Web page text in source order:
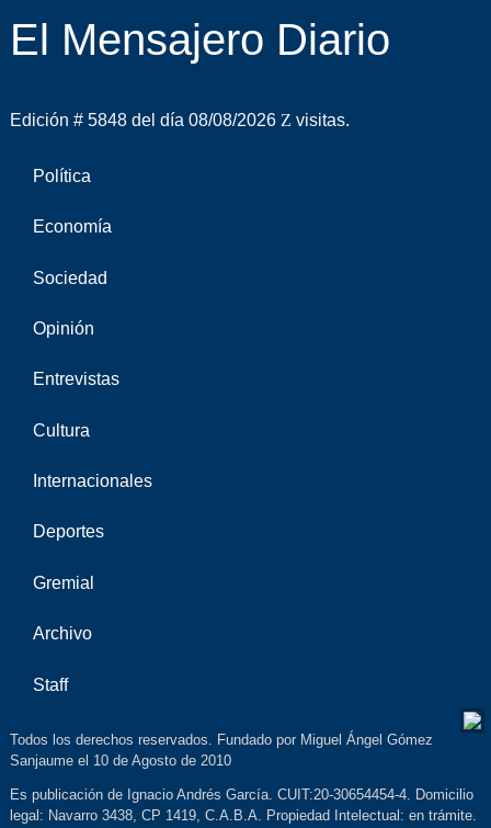
El Mensajero Diario
Edición # 5848 del día 08/08/2026 visitas.
Política
Economía
Sociedad
Opinión
Entrevistas
Cultura
Internacionales
Deportes
Gremial
Archivo
Staff
Todos los derechos reservados. Fundado por Miguel Ángel Gómez
Sanjaume el 10 de Agosto de 2010
Es publicación de Ignacio Andrés García. CUIT:20-30654454-4. Domicilio
legal: Navarro 3438, CP 1419, C.A.B.A. Propiedad Intelectual: en trámite.